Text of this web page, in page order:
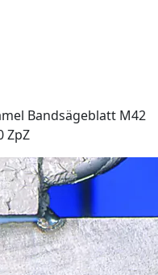
Bandsägeblatt M42
ZpZ